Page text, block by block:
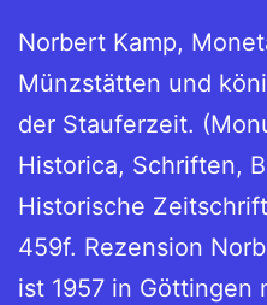
Norbert Kamp,
Münzstätten und
der Stauferzeit.
Historica, Schriften,
Historische
459f. Rezension
ist 1957 in Göttingen